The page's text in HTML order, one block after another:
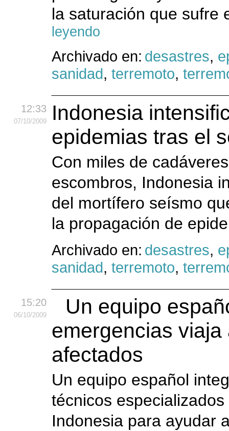
la saturación que sufre
leyendo
Archivado en: desastres,
sanidad, terremoto,
12:33
07/10/2009
Indonesia
epidemias tras el
Con miles de
escombros, Indonesia
del mortífero seísmo
la propagación de
Archivado en: desastres,
sanidad, terremoto,
15:20
06/10/2009
Un equipo
emergencias
afectados
Un equipo español
técnicos
Indonesia para ayudar